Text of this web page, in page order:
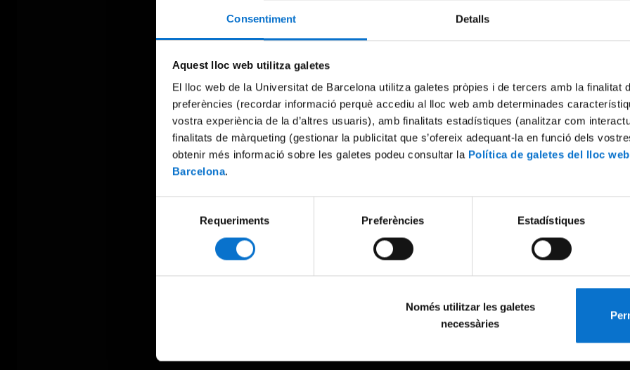
Consentiment Detalls
Aquest lloc web utilitza galetes
El lloc web de la Universitat de Barcelona utilitza galetes pròpies i de tercers amb la finalitat
preferències (recordar informació perquè accediu al lloc web amb determinades
vostra experiència de la d’altres usuaris), amb finalitats estadístiques (analitzar com
finalitats de màrqueting (gestionar la publicitat que s’ofereix adequant-la en funció dels
obtenir més informació sobre les galetes podeu consultar la Política de galetes del lloc
Barcelona.
Requeriments Preferències Estadístiques
Només utilitzar les galetes
necessàries